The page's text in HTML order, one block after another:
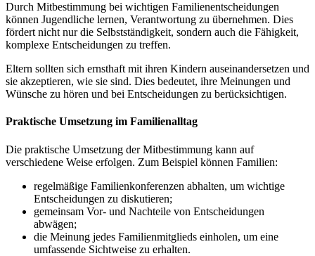
Durch Mitbestimmung bei wichtigen Familienentscheidungen
können Jugendliche lernen, Verantwortung zu übernehmen. Dies
fördert nicht nur die Selbstständigkeit, sondern auch die Fähigkeit,
komplexe Entscheidungen zu treffen.
Eltern sollten sich ernsthaft mit ihren Kindern auseinandersetzen und
sie akzeptieren, wie sie sind. Dies bedeutet, ihre Meinungen und
Wünsche zu hören und bei Entscheidungen zu berücksichtigen.
Praktische Umsetzung im Familienalltag
Die praktische Umsetzung der Mitbestimmung kann auf
verschiedene Weise erfolgen. Zum Beispiel können Familien:
regelmäßige Familienkonferenzen abhalten, um wichtige
Entscheidungen zu diskutieren;
gemeinsam Vor- und Nachteile von Entscheidungen
abwägen;
die Meinung jedes Familienmitglieds einholen, um eine
umfassende Sichtweise zu erhalten.